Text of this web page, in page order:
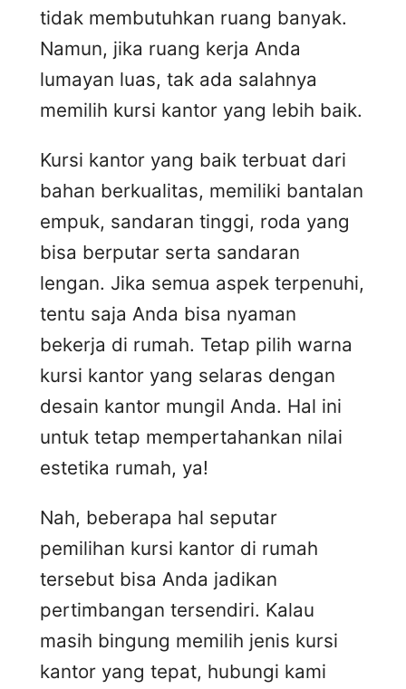
tidak membutuhkan ruang banyak.
Namun, jika ruang kerja Anda
lumayan luas, tak ada salahnya
memilih kursi kantor yang lebih baik.
Kursi kantor yang baik terbuat dari
bahan berkualitas, memiliki bantalan
empuk, sandaran tinggi, roda yang
bisa berputar serta sandaran
lengan. Jika semua aspek terpenuhi,
tentu saja Anda bisa nyaman
bekerja di rumah. Tetap pilih warna
kursi kantor yang selaras dengan
desain kantor mungil Anda. Hal ini
untuk tetap mempertahankan nilai
estetika rumah, ya!
Nah, beberapa hal seputar
pemilihan kursi kantor di rumah
tersebut bisa Anda jadikan
pertimbangan tersendiri. Kalau
masih bingung memilih jenis kursi
kantor yang tepat, hubungi kami